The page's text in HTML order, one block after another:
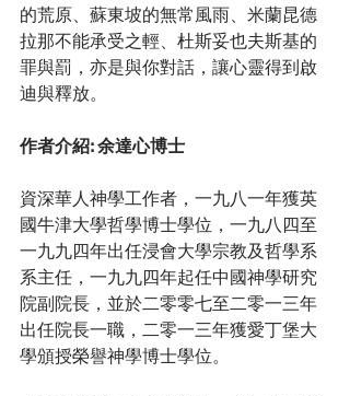
的荒原、蘇東坡的無常風雨、米蘭昆德
拉那不能承受之輕、杜斯妥也夫斯基的
罪與罰，亦是與你對話，讓心靈得到啟
迪與釋放。
作者介紹: 余達心博士
資深華人神學工作者，一九八一年獲英
國牛津大學哲學博士學位，一九八四至
一九九四年出任浸會大學宗教及哲學系
系主任，一九九四年起任中國神學研究
院副院長，並於二零零七至二零一三年
出任院長一職，二零一三年獲愛丁堡大
學頒授榮譽神學博士學位。